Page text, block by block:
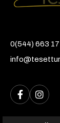
0(544) 663